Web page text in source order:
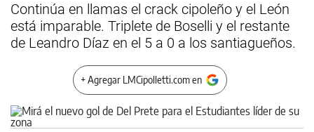
Continúa en llamas el crack cipoleño y el León
está imparable. Triplete de Boselli y el restante
de Leandro Díaz en el 5 a 0 a los santiagueños.
+ Agregar LMCipolletti.com en